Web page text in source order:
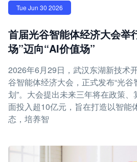
Tue Jun 30 2026
首届光谷智能体经济大会举
场”迈向“AI价值场”
2026年6月29日，武汉东湖新技术
谷智能体经济大会，正式发布“光
划”。大会提出未来三年将在政策
面投入超10亿元，旨在打造以智能
态，培养智